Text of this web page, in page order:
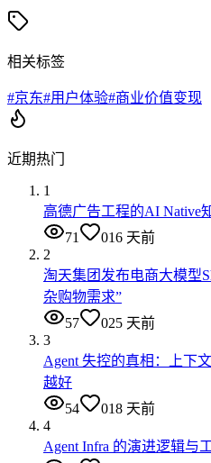
相关标签
#京东#用户体验#商业价值变现
近期热门
1
高德广告工程的AI Native
71
016 天前
2
淘天集团发布电商大模型
杂购物需求”
57
025 天前
3
Agent 失控的真相：上下
越好
54
018 天前
4
Agent Infra 的演进逻辑与